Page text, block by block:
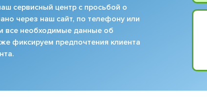
сервисный центр с просьбой о
через наш сайт, по телефону или
все необходимые данные об
фиксируем предпочтения клиента